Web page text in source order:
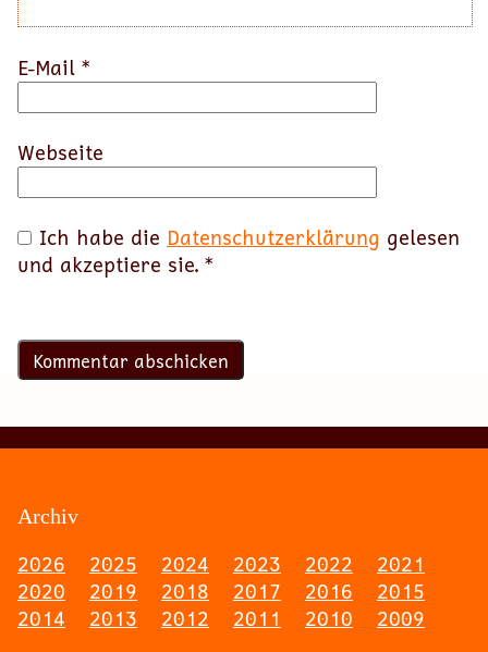
E-Mail *
Webseite
Ich habe die Datenschutzerklärung gelesen
und akzeptiere sie. *
Archiv
2026 2025 2024 2023 2022
2021
2020
2019 2018 2017 2016
2015
2014
2013 2012 2011 2010 2009